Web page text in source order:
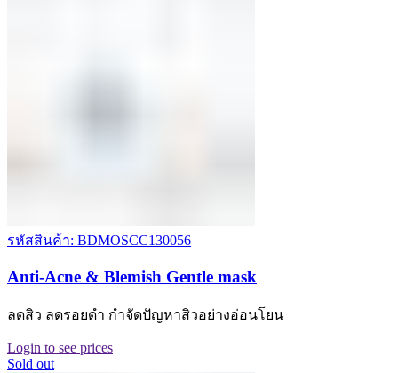
รหัสสินค้า: BDMOSCC130056
Anti-Acne & Blemish Gentle mask
ลดสิว ลดรอยดำ กำจัดปัญหาสิวอย่างอ่อนโยน
Login to see prices
Sold out